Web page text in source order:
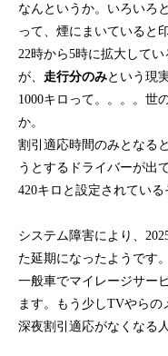
なんというか。いろいろ
って、煙にまいていると
22時から5時に拡大して
が、 走行分のみという現実
1000キロって。。。。世
か。
割引適応時間のみとなる
うとするドライバーが出
420キロと設定されている
システム障害により、
た延期になったようです
一般車でマイレージサー
ます。もう少しTVやら
深夜割引適応がなくなる